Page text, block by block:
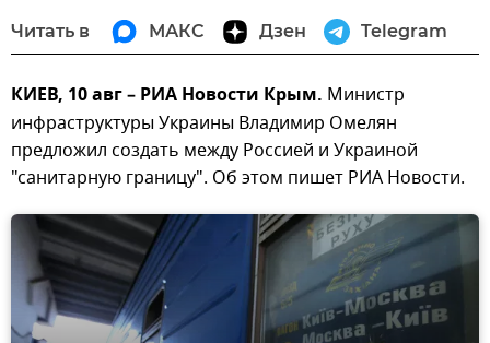
Читать в МАКС Дзен Telegram
КИЕВ, 10 авг – РИА Новости Крым. Министр
инфраструктуры Украины Владимир Омелян
предложил создать между Россией и Украиной
"санитарную границу". Об этом пишет РИА Новости.